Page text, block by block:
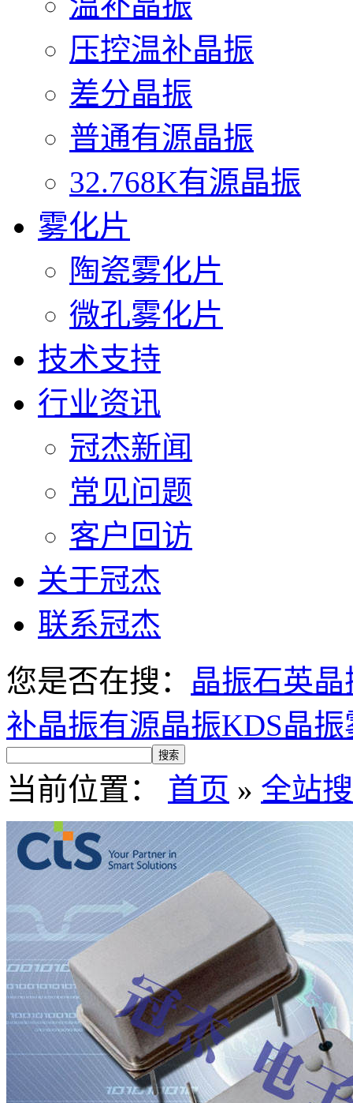
压控温补晶振
差分晶振
普通有源晶振
32.768K有源晶振
雾化片
陶瓷雾化片
微孔雾化片
技术支持
行业资讯
冠杰新闻
常见问题
客户回访
关于冠杰
联系冠杰
您是否在搜： 晶振石英晶
补晶振有源晶振KDS晶振
当前位置：
首页 » 全站